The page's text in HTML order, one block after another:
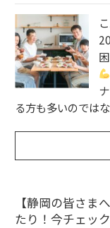
る方も多いのでは
【静岡の皆さま
たり！今チェッ